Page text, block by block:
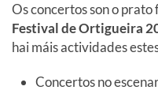
Os concertos son o
Festival de Ortigueira
hai máis actividades
Concertos no